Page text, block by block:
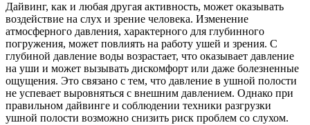
Дайвинг, как и любая другая активность, может оказывать
воздействие на слух и зрение человека. Изменение
атмосферного давления, характерного для глубинного
погружения, может повлиять на работу ушей и зрения. С
глубиной давление воды возрастает, что оказывает давление
на уши и может вызывать дискомфорт или даже болезненные
ощущения. Это связано с тем, что давление в ушной полости
не успевает выровняться с внешним давлением. Однако при
правильном дайвинге и соблюдении техники разгрузки
ушной полости возможно снизить риск проблем со слухом.